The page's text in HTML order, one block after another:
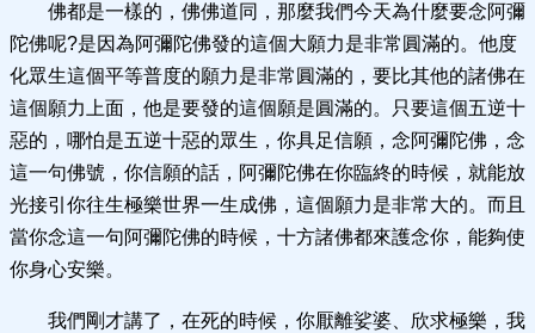
佛都是一樣的，佛佛道同，那麼我們今天為什麼要念阿彌
陀佛呢?是因為阿彌陀佛發的這個大願力是非常圓滿的。他度
化眾生這個平等普度的願力是非常圓滿的，要比其他的諸佛在
這個願力上面，他是要發的這個願是圓滿的。只要這個五逆十
惡的，哪怕是五逆十惡的眾生，你具足信願，念阿彌陀佛，念
這一句佛號，你信願的話，阿彌陀佛在你臨終的時候，就能放
光接引你往生極樂世界一生成佛，這個願力是非常大的。而且
當你念這一句阿彌陀佛的時候，十方諸佛都來護念你，能夠使
你身心安樂。
我們剛才講了，在死的時候，你厭離娑婆、欣求極樂，我